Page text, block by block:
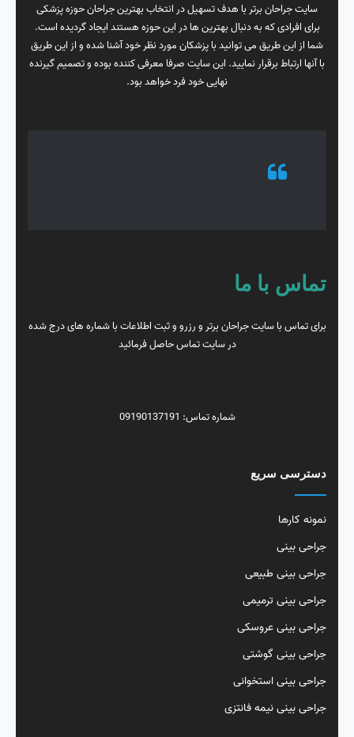
سایت جراحان برتر با هدف تسهیل در انتخاب بهترین جراحان حوزه پزشکی
برای افرادی که به دنبال بهترین ها در این حوزه هستند ایجاد گردیده است.
شما از این طریق می توانید با پزشکان مورد نظر خود آشنا شده و از این طریق
با آنها ارتباط برقرار نمایید. این سایت صرفا معرفی کننده بوده و تصمیم گیرنده
نهایی خود فرد خواهد بود.
تماس با ما
برای تماس با سایت جراحان برتر و رزرو و ثبت اطلاعات با شماره های درج شده
در سایت تماس حاصل فرمائید
شماره تماس: 09190137191
دسترسی سریع
نمونه کارها
جراحی بینی
جراحی بینی طبیعی
جراحی بینی ترمیمی
جراحی بینی عروسکی
جراحی بینی گوشتی
جراحی بینی استخوانی
جراحی بینی نیمه فانتزی